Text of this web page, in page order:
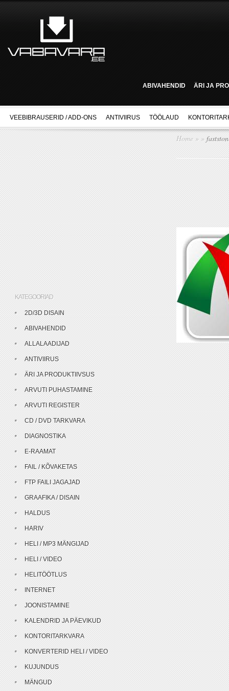
ABIVAHENDID ÄRI JA
VEEBIBRAUSERID / ADD-ONS ANTIVIIRUS TÖÖLAUD
Home » »
KATEGOORIAD
2D/3D DISAIN
ABIVAHENDID
ALLALAADIJAD
ANTIVIIRUS
ÄRI JA PRODUKTIIVSUS
ARVUTI PUHASTAMINE
ARVUTI REGISTER
CD / DVD TARKVARA
DIAGNOSTIKA
E-RAAMAT
FAIL / KÕVAKETAS
FTP FAILI JAGAJAD
GRAAFIKA / DISAIN
HALDUS
HARIV
HELI / MP3 MÄNGIJAD
HELI / VIDEO
HELITÖÖTLUS
INTERNET
JOONISTAMINE
KALENDRID JA PÄEVIKUD
KONTORITARKVARA
KONVERTERID HELI / VIDEO
KUJUNDUS
MÄNGUD